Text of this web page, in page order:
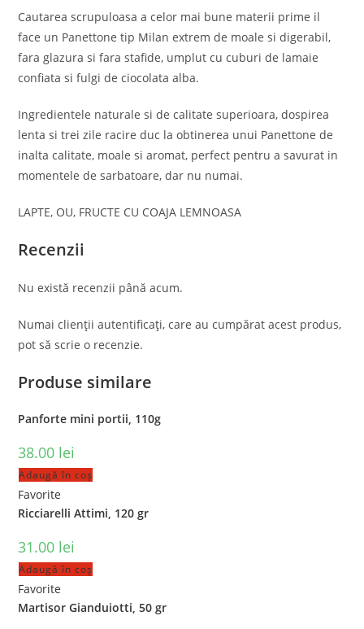
Cautarea scrupuloasa a celor mai bune materii prime il
face un Panettone tip Milan extrem de moale si digerabil,
fara glazura si fara stafide, umplut cu cuburi de lamaie
confiata si fulgi de ciocolata alba.
Ingredientele naturale si de calitate superioara, dospirea
lenta si trei zile racire duc la obtinerea unui Panettone de
inalta calitate, moale si aromat, perfect pentru a savurat in
momentele de sarbatoare, dar nu numai.
LAPTE, OU, FRUCTE CU COAJA LEMNOASA
Recenzii
Nu există recenzii până acum.
Numai clienții autentificați, care au cumpărat acest produs,
pot să scrie o recenzie.
Produse similare
Panforte mini portii, 110g
38.00 lei
Adaugă în coș
Favorite
Ricciarelli Attimi, 120 gr
31.00 lei
Adaugă în coș
Favorite
Martisor Gianduiotti, 50 gr